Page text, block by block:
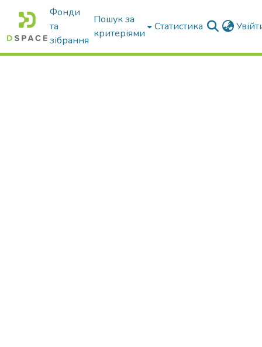
Фонди
та
зібрання
Пошук за
критеріями
Статистика